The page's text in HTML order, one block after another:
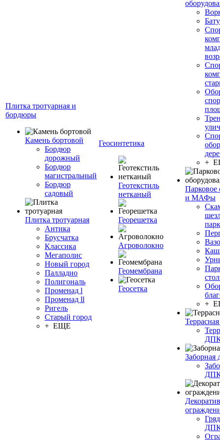
Плитка тротуарная и
бордюры
Камень бортовой
Бордюр
дорожный
Бордюр
магистральный
Бордюр
садовый
Плитка тротуарная
Антика
Брусчатка
Классика
Мегаполис
Новый город
Палладио
Полигональ
Променад l
Променад ll
Ригель
Старый город
+ ЕЩЕ
Геосинтетика
Геотекстиль
нетканый
Георешетка
Агроволокно
Геомембрана
Геосетка
+
Парковое
и МАФы
+
Заборная